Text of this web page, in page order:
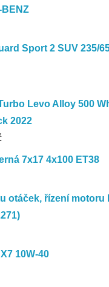
BENZ
Sport 2 SUV 235/
Levo Alloy 500
2022
7x17 4x100 ET38
otáček, řízení motoru
10W-40